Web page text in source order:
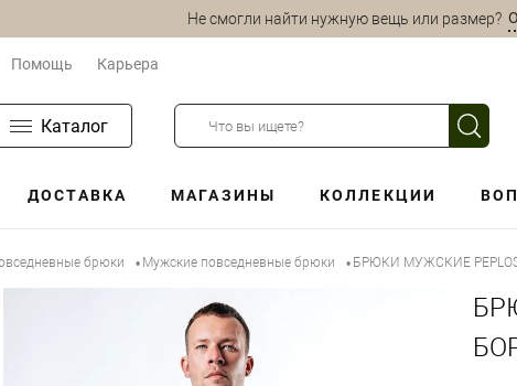
Не смогли найти нужную вещь или размер?
Помощь Карьера
Каталог
ДОСТАВКА МАГАЗИНЫ КОЛЛЕКЦИИ
брюки • Мужские повседневные брюки • БРЮКИ МУЖСКИЕ